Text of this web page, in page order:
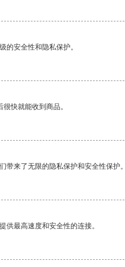
的安全性和隐私保护。
快就能收到商品。
带来了无限的隐私保护和安全性保护
供最高速度和安全性的连接。